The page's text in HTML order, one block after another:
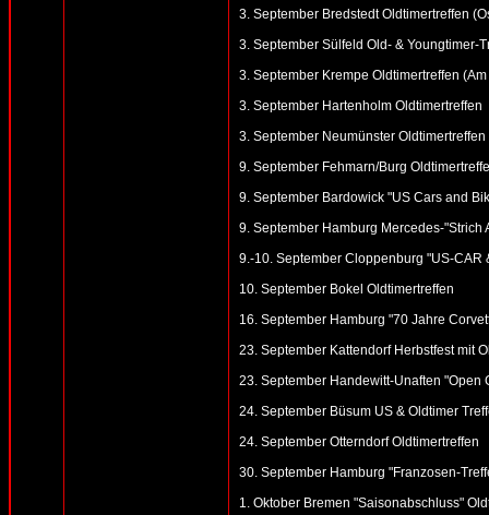
3. September Bredstedt Oldtimertreffen
3. September Sülfeld Old- & Youngtimer-
3. September Krempe Oldtimertreffen
3. September Hartenholm Oldtimertreffen
3. September Neumünster
9. September Fehmarn/Burg
9. September Bardowick "US Cars and
9. September Hamburg Mercedes-
9.-10. September Cloppenburg "US-CAR
10. September Bokel Oldtimertreffen
16. September Hamburg "70 Jahre
23. September Kattendorf Herbstfest mit
23. September Handewitt-Unaften "Open
24. September Büsum US & Oldtimer
24. September Otterndorf Oldtimertreffen
30. September Hamburg "Franzosen-
1. Oktober Bremen "Saisonabschluss"